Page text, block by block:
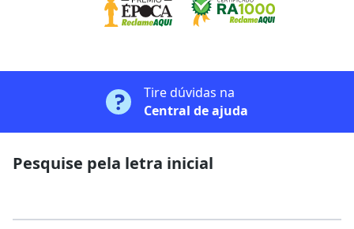
Tire dúvidas na
Central de ajuda
Pesquise pela letra inicial